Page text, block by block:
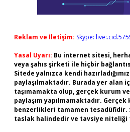
Reklam ve İletişim: Skype:
Yasal Uyarı: Bu internet sitesi,
veya şahıs şirketi ile hiçbir
Sitede yalnızca kendi
paylaşılmaktadır. Burada yer alan
taşımamakta olup, gerçek kurum
paylaşım yapılmamaktadır.
benzerlikleri tamamen
taslak halindedir ve tavsiye niteliği